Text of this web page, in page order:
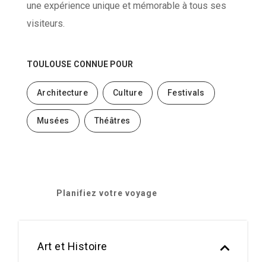
une expérience unique et mémorable à tous ses
visiteurs.
TOULOUSE CONNUE POUR
Architecture Culture Festivals
Musées Théâtres
Planifiez votre voyage
Art et Histoire